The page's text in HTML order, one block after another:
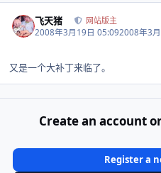
飞天猪 网站版主
2008年3月19日 05:092008年3
又是一个大补丁来临了。
Create an account
Register a